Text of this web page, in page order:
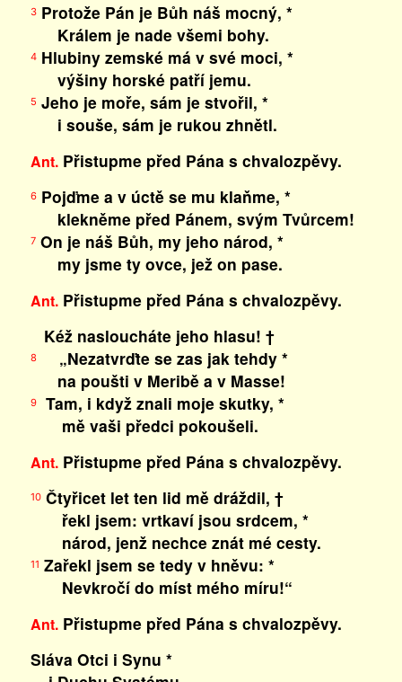
3Protože Pán je Bůh náš mocný, *
Králem je nade všemi bohy.
4Hlubiny zemské má v své moci, *
výšiny horské patří jemu.
5 Jeho je moře, sám je stvořil, *
i souše, sám je rukou zhnětl.
Ant.Přistupme před Pána s chvalozpěvy.
6Pojďme a v úctě se mu klaňme, *
klekněme před Pánem, svým Tvůrcem!
7On je náš Bůh, my jeho národ, *
my jsme ty ovce, jež on pase.
Ant.Přistupme před Pána s chvalozpěvy.
Kéž nasloucháte jeho hlasu! †
8
„Nezatvrďte se zas jak tehdy *
na poušti v Meribě a v Masse!
9Tam, i když znali moje skutky, *
mě vaši předci pokoušeli.
Ant.Přistupme před Pána s chvalozpěvy.
10Čtyřicet let ten lid mě dráždil, †
řekl jsem: vrtkaví jsou srdcem, *
národ, jenž nechce znát mé cesty.
11 Zařekl jsem se tedy v hněvu: *
Nevkročí do míst mého míru!“
Ant.Přistupme před Pána s chvalozpěvy.
Sláva Otci i Synu *